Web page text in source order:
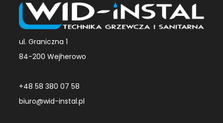
ul. Graniczna 1
84-200 Wejherowo
+48 58 380 07 58
biuro@wid-instal.pl